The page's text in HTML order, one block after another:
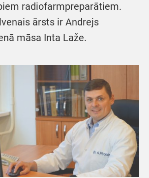
radiofarmpreparātiem.
ārsts ir Andrejs
māsa Inta Laže.